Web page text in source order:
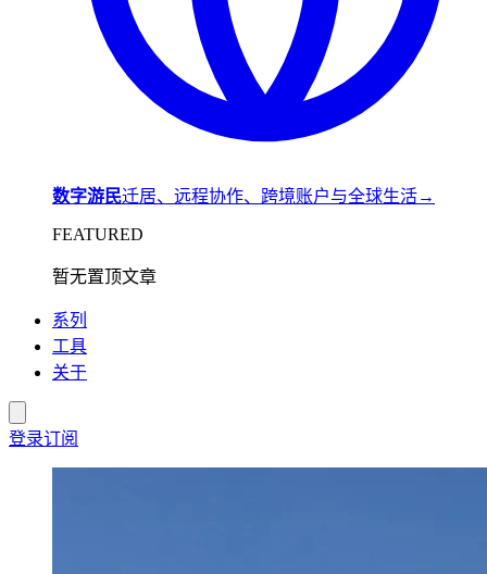
数字游民迁居、远程协作、跨境账户与全球生活→
FEATURED
暂无置顶文章
系列
工具
关于
登录订阅